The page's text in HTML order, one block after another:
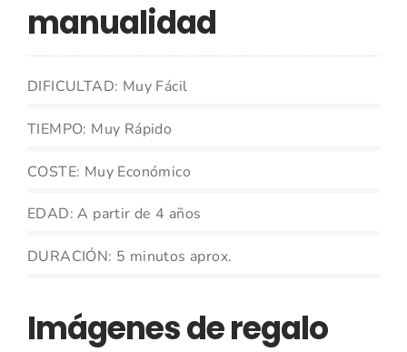
manualidad
DIFICULTAD: Muy Fácil
TIEMPO: Muy Rápido
COSTE: Muy Económico
EDAD: A partir de 4 años
DURACIÓN: 5 minutos aprox.
Imágenes de regalo